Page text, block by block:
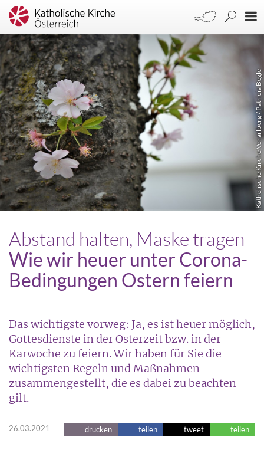
Katholische Kirche Vorarlberg / Patricia Begle
Abstand halten, Maske tragen
Wie wir heuer unter Corona-
Bedingungen Ostern feiern
Das wichtigste vorweg: Ja, es ist heuer möglich,
Gottesdienste in der Osterzeit bzw. in der
Karwoche zu feiern. Wir haben für Sie die
wichtigsten Regeln und Maßnahmen
zusammengestellt, die es dabei zu beachten
gilt.
26.03.2021 drucken teilen tweet teilen